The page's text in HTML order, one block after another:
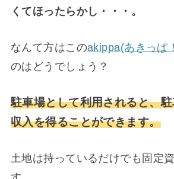
くてほったらかし・・・。
なんて方はこのakippa(あきっぱ
のはどうでしょう？
駐車場として利用されると、
収入を得ることができます。
土地は持っているだけでも固定